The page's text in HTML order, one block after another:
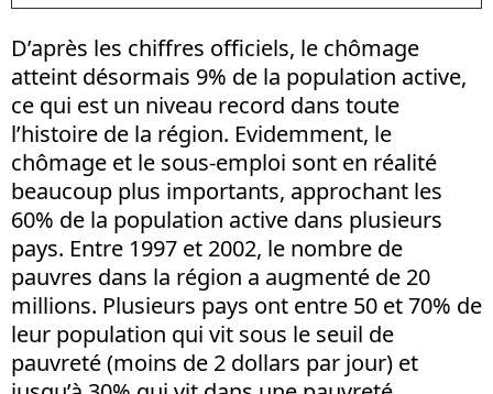
D’après les chiffres officiels, le chômage
atteint désormais 9% de la population active,
ce qui est un niveau record dans toute
l’histoire de la région. Evidemment, le
chômage et le sous-emploi sont en réalité
beaucoup plus importants, approchant les
60% de la population active dans plusieurs
pays. Entre 1997 et 2002, le nombre de
pauvres dans la région a augmenté de 20
millions. Plusieurs pays ont entre 50 et 70% de
leur population qui vit sous le seuil de
pauvreté (moins de 2 dollars par jour) et